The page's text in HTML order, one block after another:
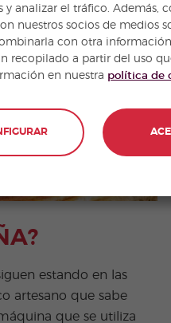
estando en las
artesano que sabe
que se utiliza
y analizar el tráfico. Además,
nuestros socios de medios
con otra
recopilado a partir del uso
en nuestra política de